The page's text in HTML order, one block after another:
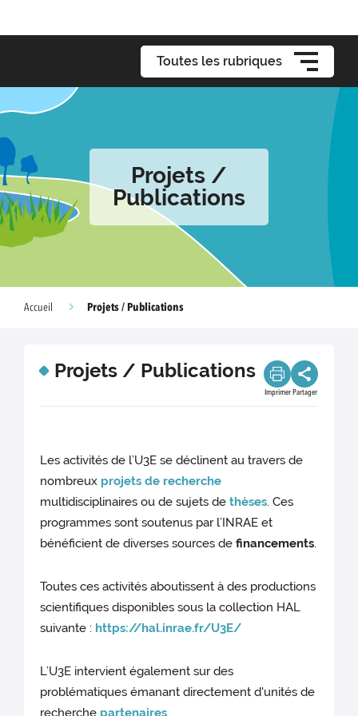
Toutes les rubriques
Projets /
Publications
Accueil Projets / Publications
Projets / Publications
Imprimer Partager
Les activités de l’U3E se déclinent au travers de
nombreux projets de recherche
multidisciplinaires ou de sujets dethèses. Ces
programmes sont soutenus par l’INRAE et
bénéficient de diverses sources definancements.
Toutes ces activités aboutissent à des productions
scientifiques disponibles sous la collection HAL
suivante : https://hal.inrae.fr/U3E/
L’U3E intervient également sur des
problématiques émanant directement d'unités de
recherche partenaires.